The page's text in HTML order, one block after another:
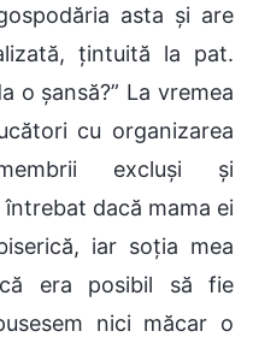
asta și are
țintuită la pat.
o șansă?” La vremea
cu organizarea
excluși și
dacă mama ei
iar soția mea
era posibil să fie
nici măcar o